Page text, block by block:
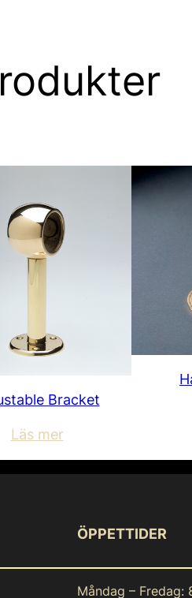
Bracket
Läs mer
ÖPPETTIDER
Måndag – Fredag: